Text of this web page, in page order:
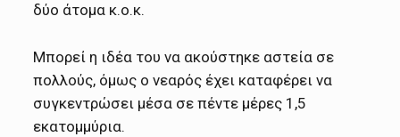
δύο άτομα κ.ο.κ.
Μπορεί η ιδέα του να ακούστηκε αστεία σε
πολλούς, όμως ο νεαρός έχει καταφέρει να
συγκεντρώσει μέσα σε πέντε μέρες 1,5
εκατομμύρια.